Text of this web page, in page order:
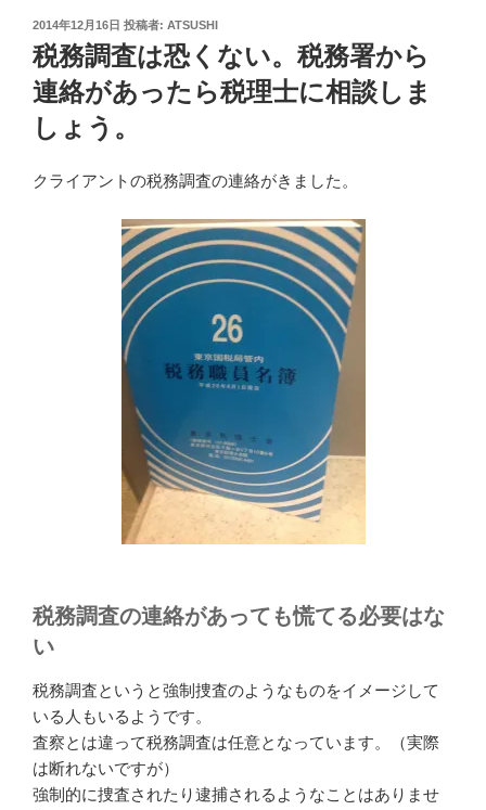
投
稿
日:
2014年12月16日 投稿者: ATSUSHI
税務調査は恐くない。税務署から
連絡があったら税理士に相談しま
しょう。
クライアントの税務調査の連絡がきました。
税務調査の連絡があっても慌てる必要はな
い
税務調査というと強制捜査のようなものをイメージして
いる人もいるようです。
査察とは違って税務調査は任意となっています。（実際
は断れないですが）
強制的に捜査されたり逮捕されるようなことはありませ